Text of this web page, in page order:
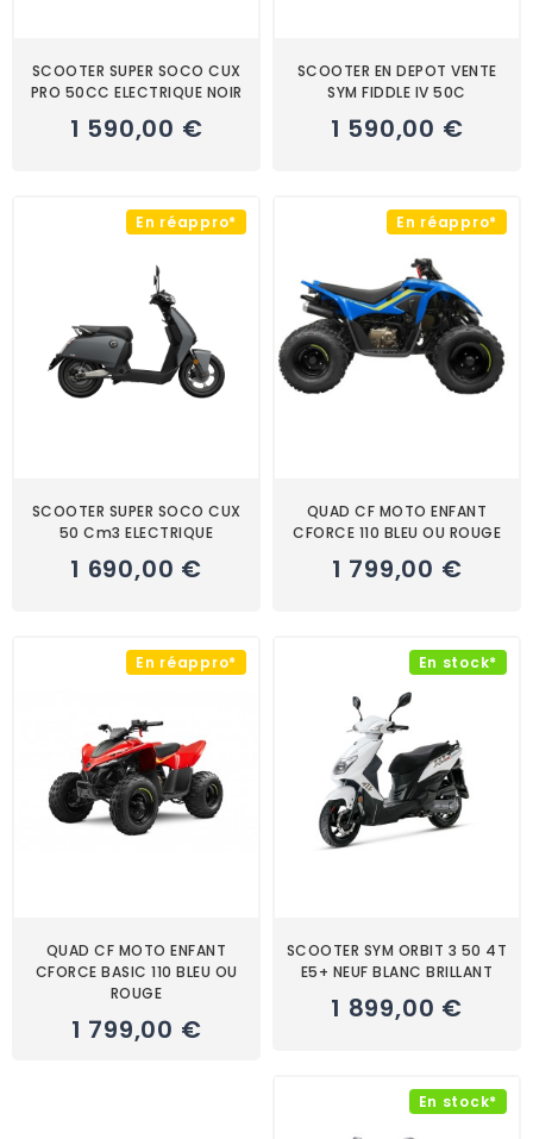
SCOOTER SUPER SOCO CUX
PRO 50CC ELECTRIQUE NOIR
1 590,00 €
SCOOTER EN DEPOT VENTE
SYM FIDDLE IV 50C
1 590,00 €
En réappro*
SCOOTER SUPER SOCO CUX
50 Cm3 ELECTRIQUE
1 690,00 €
En réappro*
QUAD CF MOTO ENFANT
CFORCE 110 BLEU OU ROUGE
1 799,00 €
En réappro*
QUAD CF MOTO ENFANT
CFORCE BASIC 110 BLEU OU
ROUGE
1 799,00 €
En stock*
SCOOTER SYM ORBIT 3 50 4T
E5+ NEUF BLANC BRILLANT
1 899,00 €
En stock*